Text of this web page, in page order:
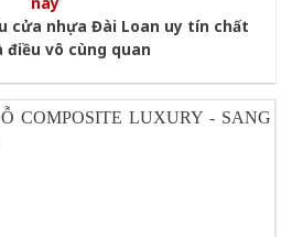
cửa nhựa Đài Loan uy tín chất
điều vô cùng quan